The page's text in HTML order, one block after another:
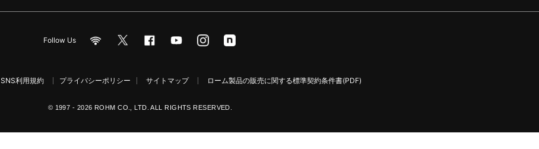
Follow Us
SNS利用規約 プライバシーポリシー サイトマップ ローム製品の販売に関する標準契約条件書(PDF)
© 1997 - 2026 ROHM CO., LTD. ALL RIGHTS RESERVED.